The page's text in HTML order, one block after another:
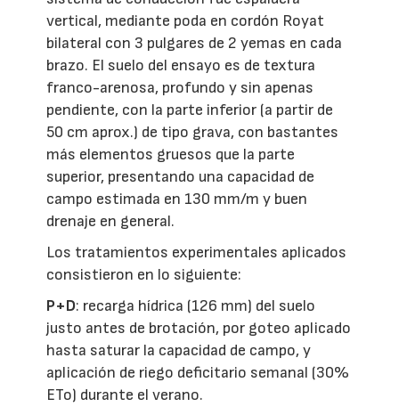
vertical, mediante poda en cordón Royat
bilateral con 3 pulgares de 2 yemas en cada
brazo. El suelo del ensayo es de textura
franco-arenosa, profundo y sin apenas
pendiente, con la parte inferior (a partir de
50 cm aprox.) de tipo grava, con bastantes
más elementos gruesos que la parte
superior, presentando una capacidad de
campo estimada en 130 mm/m y buen
drenaje en general.
Los tratamientos experimentales aplicados
consistieron en lo siguiente:
P+D: recarga hídrica (126 mm) del suelo
justo antes de brotación, por goteo aplicado
hasta saturar la capacidad de campo, y
aplicación de riego deficitario semanal (30%
ETo) durante el verano.